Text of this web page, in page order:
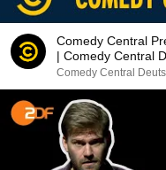
Comedy Central
| Comedy Central
Comedy Central